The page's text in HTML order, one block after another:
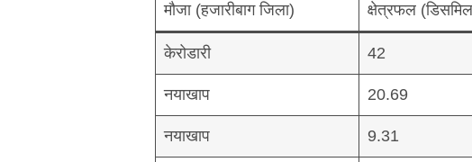
मौजा (हजारीबाग जिला) क्षेत्रफल
केरोडारी 42
नयाखाप 20.69
नयाखाप 9.31